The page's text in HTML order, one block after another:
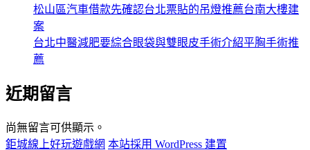
松山區汽車借款先確認台北票貼的吊燈推薦台南大樓建
案
台北中醫減肥要綜合眼袋與雙眼皮手術介紹平胸手術推
薦
近期留言
尚無留言可供顯示。
鉅城線上好玩遊戲網 本站採用 WordPress 建置